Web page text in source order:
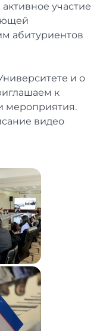
участие
абитуриентов
и о
к
мероприятия.
видео